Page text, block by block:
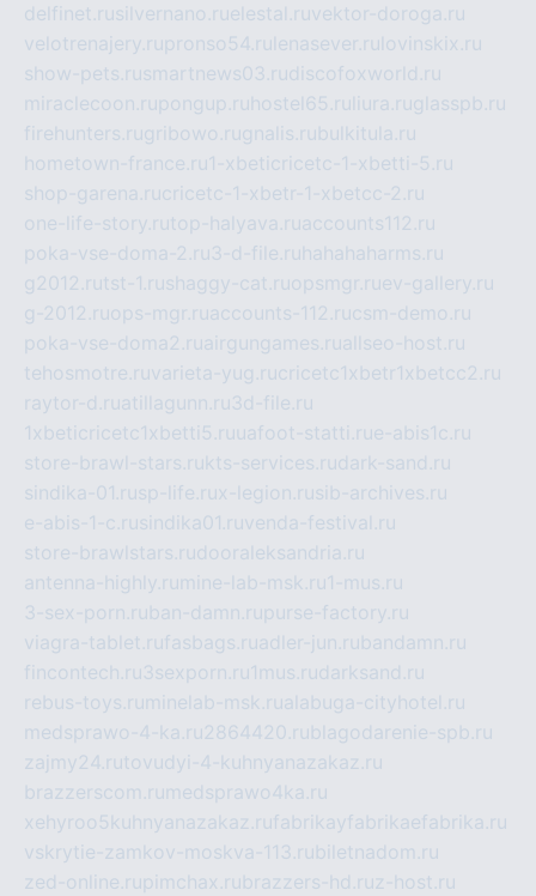
delfinet.rusilvernano.ruelestal.ruvektor-doroga.ru
velotrenajery.rupronso54.ru lenasever.ru lovinskix.ru
show-pets.rusmartnews03.rudiscofoxworld.ru
miraclecoon.rupongup.ru hostel65.ru liura.ruglasspb.ru
firehunters.rugribowo.rugnalis.rubulkitula.ru
hometown-france.ru1-xbeticricetc-1-xbetti-5.ru
shop-garena.rucricetc-1-xbetr-1-xbetcc-2.ru
one-life-story.rutop-halyava.ruaccounts112.ru
poka-vse-doma-2.ru3-d-file.ru hahahaharms.ru
g2012.rutst-1.rushaggy-cat.ruopsmgr.ruev-gallery.ru
g-2012.ruops-mgr.ruaccounts-112.rucsm-demo.ru
poka-vse-doma2.ruairgungames.ruallseo-host.ru
tehosmotre.ruvarieta-yug.rucricetc1xbetr1xbetcc2.ru
raytor-d.ruatillagunn.ru3d-file.ru
1xbeticricetc1xbetti5.ruuafoot-statti.rue-abis1c.ru
store-brawl-stars.rukts-services.rudark-sand.ru
sindika-01.rusp-life.rux-legion.rusib-archives.ru
e-abis-1-c.rusindika01.ruvenda-festival.ru
store-brawlstars.rudooraleksandria.ru
antenna-highly.ru mine-lab-msk.ru1-mus.ru
3-sex-porn.ruban-damn.rupurse-factory.ru
viagra-tablet.rufasbags.ruadler-jun.rubandamn.ru
fincontech.ru3sexporn.ru1mus.rudarksand.ru
rebus-toys.ru minelab-msk.rualabuga-cityhotel.ru
medsprawo-4-ka.ru2864420.rublagodarenie-spb.ru
zajmy24.rutovudyi-4-kuhnyanazakaz.ru
brazzerscom.ru medsprawo4ka.ru
xehyroo5kuhnyanazakaz.rufabrikayfabrikaefabrika.ru
vskrytie-zamkov-moskva-113.rubiletnadom.ru
zed-online.rupimchax.rubrazzers-hd.ruz-host.ru